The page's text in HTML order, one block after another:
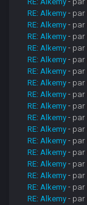
RE: Alkemy - par
RE: Alkemy - par
RE: Alkemy - par
RE: Alkemy - par
RE: Alkemy - par
RE: Alkemy - par
RE: Alkemy - par
RE: Alkemy - par
RE: Alkemy - par
RE: Alkemy - par
RE: Alkemy - par
RE: Alkemy - par
RE: Alkemy - par
RE: Alkemy - par
RE: Alkemy - par
RE: Alkemy - par
RE: Alkemy - par